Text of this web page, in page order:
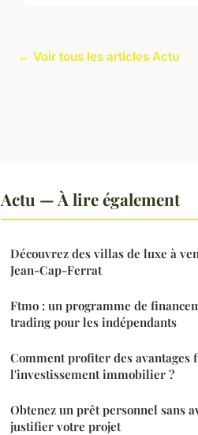
← Voir tous les articles Actu
Actu — À lire également
Découvrez des villas de luxe à
Jean-Cap-Ferrat
Ftmo : un programme de
trading pour les indépendants
Comment profiter des avantages
l'investissement immobilier ?
Obtenez un prêt personnel sans
justifier votre projet